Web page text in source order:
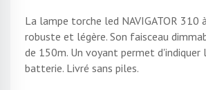
La lampe torche led NAVIGATOR 310
robuste et légère. Son faisceau
de 150m. Un voyant permet d'indiquer
batterie. Livré sans piles.